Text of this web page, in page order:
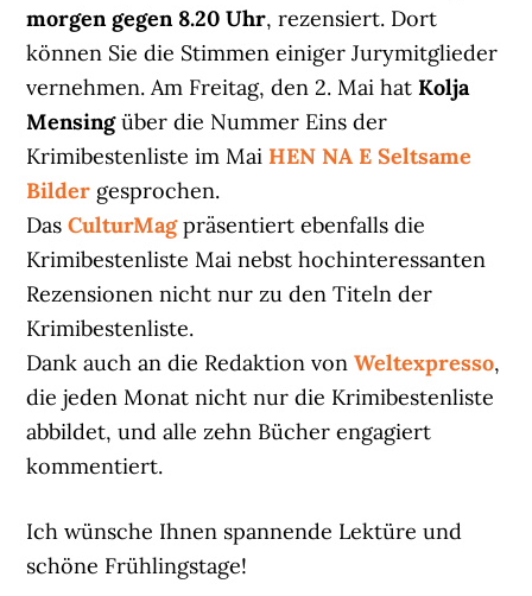
morgen gegen 8.20 Uhr, rezensiert. Dort
können Sie die Stimmen einiger Jurymitglieder
vernehmen. Am Freitag, den 2. Mai hatKolja
Mensingüber die Nummer Eins der
Krimibestenliste im Mai HEN NA E Seltsame
Bilder gesprochen.
DasCulturMagpräsentiert ebenfalls die
Krimibestenliste Mai nebst hochinteressanten
Rezensionen nicht nur zu den Titeln der
Krimibestenliste.
Dank auch an die Redaktion vonWeltexpresso,
die jeden Monat nicht nur die Krimibestenliste
abbildet, und alle zehn Bücher engagiert
kommentiert.
Ich wünsche Ihnen spannende Lektüre und
schöne Frühlingstage!